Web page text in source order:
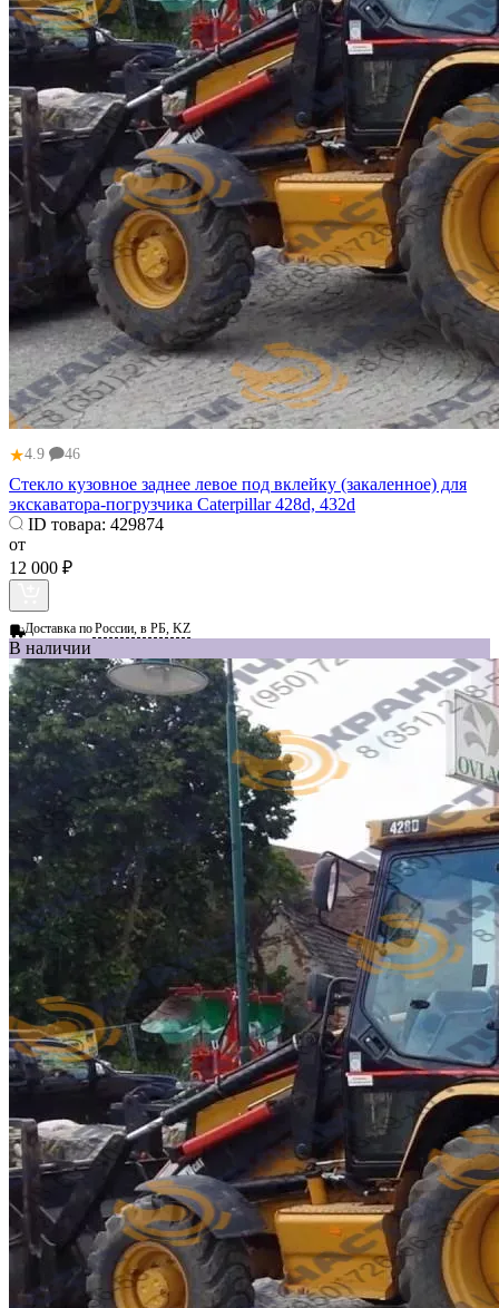
★4.9 46
Стекло кузовное заднее левое под вклейку (закаленное) для
экскаватора-погрузчика Caterpillar 428d, 432d
ID товара: 429874
от
12 000 ₽
Доставка поРоссии, в РБ, KZ
В наличии